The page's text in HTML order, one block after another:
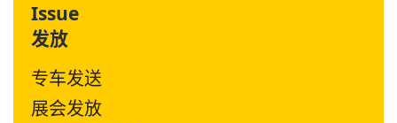
Issue
发放
专车发送
展会发放